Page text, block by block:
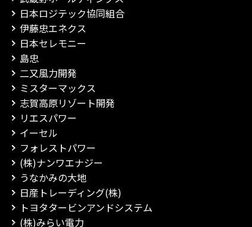
日本ロジテック協同組合
伊藤忠エネクス
日本セレモニー
島忠
二又風力開発
ミスターマックス
志賀高原リゾート開発
リエスパワー
イーセル
フォレストパワー
(株)ナンワエナジー
うなかみの大地
日産トレーディング(株)
トヨタタービンアンドシステム
(株)みらい電力